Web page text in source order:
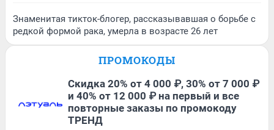
Знаменитая тикток-блогер, рассказывавшая о борьбе с
редкой формой рака, умерла в возрасте 26 лет
ПРОМОКОДЫ
Скидка 20% от 4 000 ₽, 30% от 7 000 ₽
и 40% от 12 000 ₽ на первый и все
повторные заказы по промокоду
ТРЕНД